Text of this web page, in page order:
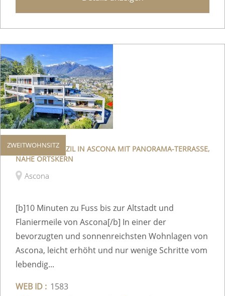
ZWEITWOHNSITZ
URLAUBSDOMIZIL IN ASCONA MIT PANORAMA-TERRASSE,
NAHE ORTSKERN
Ascona
[b]10 Minuten zu Fuss bis zur Altstadt und
Flaniermeile von Ascona[/b] In einer der
bevorzugten und sonnenreichsten Wohnlagen von
Ascona, leicht erhöht und nur wenige Schritte vom
lebendig...
WEB ID : 1583